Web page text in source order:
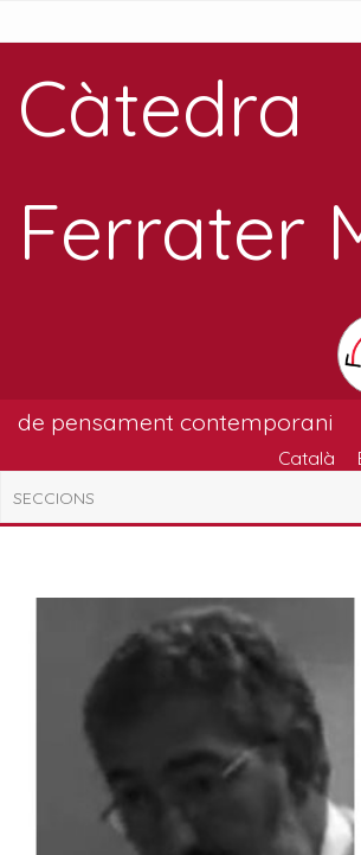
Càtedra
Ferrater
de pensament contemporani
Català
SECCIONS